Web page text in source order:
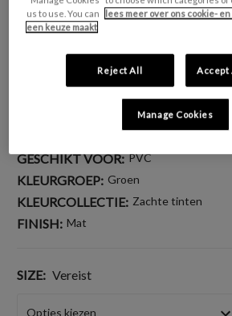
Waarschuwing
H317 - Kan een allergische
veroorzaken.
H412 - Schadelijk voor in
organismen, met
GESCHIKT VOOR: PVC
KLEURGROEP: Groen
KLEURCOLLECTIE: Zachte tinten
FINISH: Mat
SIZE: Vereist
us to use. You can
lees meer over ons cookie-
een keuze maakt
Reject All Accept
Manage Cookies